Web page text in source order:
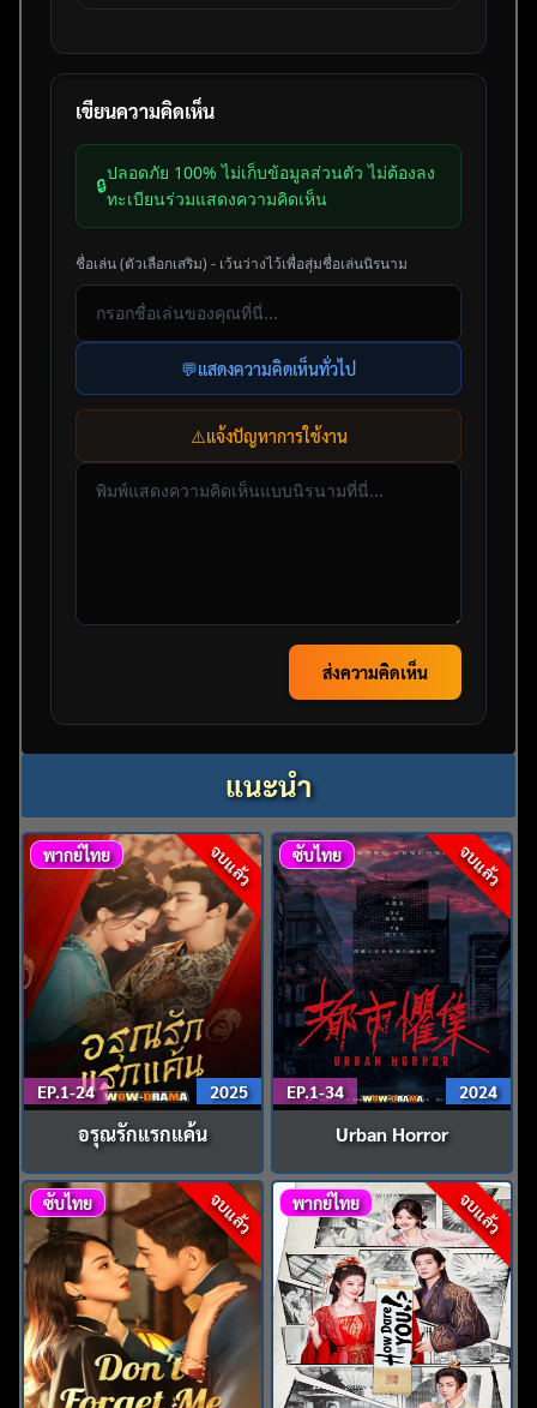
เขียนความคิดเห็น
🔒
ปลอดภัย 100% ไม่เก็บข้อมูลส่วนตัว ไม่ต้องลง
ทะเบียนร่วมแสดงความคิดเห็น
ชื่อเล่น (ตัวเลือกเสริม) - เว้นว่างไว้เพื่อสุ่มชื่อเล่นนิรนาม
💬แสดงความคิดเห็นทั่วไป
⚠️แจ้งปัญหาการใช้งาน
ส่งความคิดเห็น
แนะนำ
จบแล้ว
พากย์ไทย
EP.1-24 2025
อรุณรักแรกแค้น
จบแล้ว
ซับไทย
EP.1-34 2024
Urban Horror
จบแล้ว
ซับไทย จบแล้ว
พากย์ไทย